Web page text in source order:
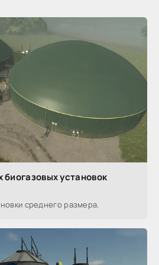
установок
среднего размера.